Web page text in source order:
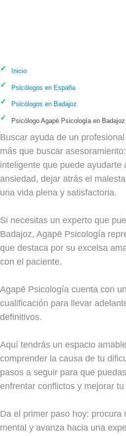
Inicio
Psicólogos en España
Psicólogos en Badajoz
Psicólogo Agapē Psicología en Badajoz
Buscar ayuda de un
más que buscar
inteligente que puede ayudarte
ansiedad, dejar atrás el
una vida plena y satisfactoria.
Si necesitas un experto que
Badajoz, Agapē Psicología
que destaca por su excelsa
con el paciente.
Agapē Psicología cuenta con
cualificación para llevar
definitivos.
Aquí tendrás un espacio
comprender la causa de tu
pasos a seguir para que
enfrentar conflictos y mejorar tu
Da el primer paso hoy: procura
mental y avanza hacia una